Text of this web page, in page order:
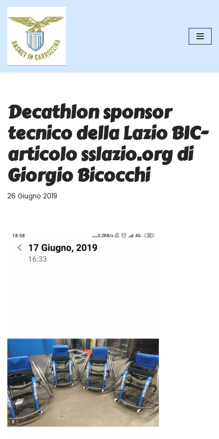
contenuto
Decathlon sponsor
tecnico della Lazio BIC-
articolo sslazio.org di
Giorgio Bicocchi
26 Giugno 2019